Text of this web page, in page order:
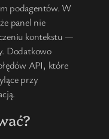
podagentów. W
panel nie
kontekstu —
Dodatkowo
API, które
przy